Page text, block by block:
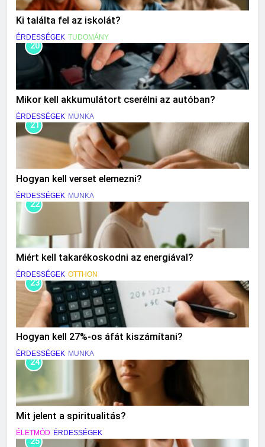
Ki találta fel az iskolát?
ÉRDESSÉGEK TUDOMÁNY
20
Mikor kell akkumulátort cserélni az autóban?
ÉRDESSÉGEK MUNKA
21
Hogyan kell verset elemezni?
ÉRDESSÉGEK MUNKA
22
Miért kell takarékoskodni az energiával?
ÉRDESSÉGEK OTTHON
23
Hogyan kell 27%-os áfát kiszámítani?
ÉRDESSÉGEK MUNKA
24
Mit jelent a spiritualitás?
ÉLETMÓD ÉRDESSÉGEK
25